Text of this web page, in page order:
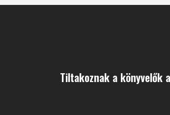
Tiltakoznak a könyvelők